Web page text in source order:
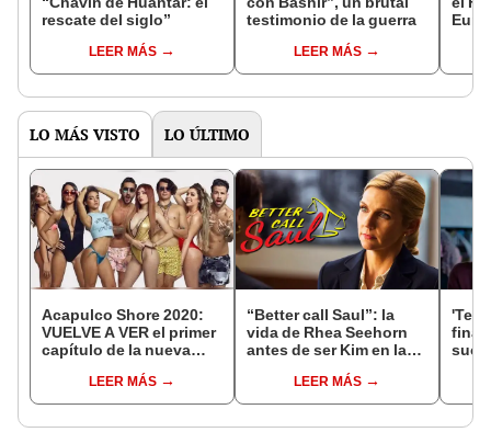
rescate del siglo”
LEER MÁS
testimonio de la guerra
LEER MÁS
LO MÁS VISTO LO ÚLTIMO
Acapulco Shore 2020:
VUELVE A VER el primer
capítulo de la nueva
LEER MÁS
“Better call Saul”: la
vida de Rhea Seehorn
antes de ser Kim en la
LEER MÁS
'Te
final